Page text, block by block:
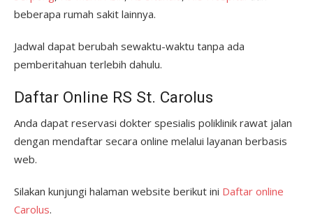
beberapa rumah sakit lainnya.
Jadwal dapat berubah sewaktu-waktu tanpa ada
pemberitahuan terlebih dahulu.
Daftar Online RS St. Carolus
Anda dapat reservasi dokter spesialis poliklinik rawat jalan
dengan mendaftar secara online melalui layanan berbasis
web.
Silakan kunjungi halaman website berikut ini Daftar online
Carolus.